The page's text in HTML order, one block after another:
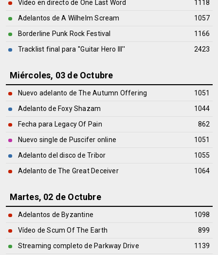
Vídeo en directo de One Last Word
1118
Adelantos de A Wilhelm Scream
1057
Borderline Punk Rock Festival
1166
Tracklist final para ''Guitar Hero III''
2423
Miércoles, 03 de Octubre
Nuevo adelanto de The Autumn Offering
1051
Adelanto de Foxy Shazam
1044
Fecha para Legacy Of Pain
862
Nuevo single de Puscifer online
1051
Adelanto del disco de Tribor
1055
Adelanto de The Great Deceiver
1064
Martes, 02 de Octubre
Adelantos de Byzantine
1098
Vídeo de Scum Of The Earth
899
Streaming completo de Parkway Drive
1139